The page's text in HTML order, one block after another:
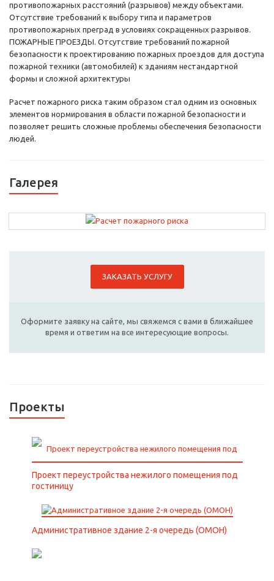
противопожарных расстояний (разрывов) между объектами.
Отсутствие требований к выбору типа и параметров
противопожарных преград в условиях сокращенных разрывов.
ПОЖАРНЫЕ ПРОЕЗДЫ. Отсутствие требований пожарной
безопасности к проектированию пожарных проездов для доступа
пожарной техники (автомобилей) к зданиям нестандартной
формы и сложной архитектуры
Расчет пожарного риска таким образом стал одним из основных
элементов нормирования в области пожарной безопасности и
позволяет решить сложные проблемы обеспечения безопасности
людей.
Галерея
ЗАКАЗАТЬ УСЛУГУ
Оформите заявку на сайте, мы свяжемся с вами в ближайшее
время и ответим на все интересующие вопросы.
Проекты
Проект переустройства нежилого помещения под
гостиницу
Административное здание 2-я очередь (ОМОН)